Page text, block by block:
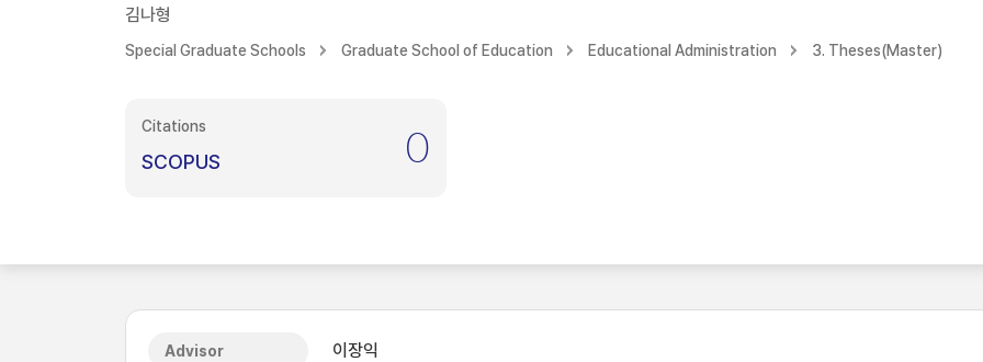
김나형
Special Graduate Schools Graduate School of Education Educational Administration 3. Theses(Master)
Citations
SCOPUS 0
Advisor 이장익